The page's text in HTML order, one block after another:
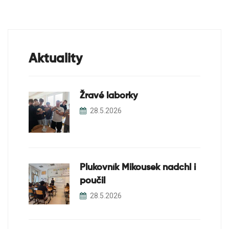
Aktuality
Žravé laborky
28.5.2026
Plukovník Mikousek nadchl i
poučil
28.5.2026